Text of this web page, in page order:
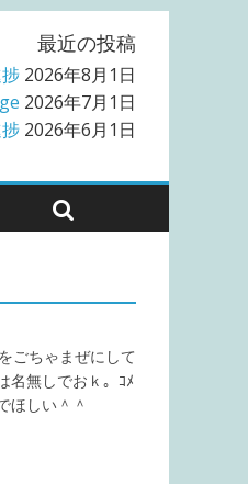
最近の投稿
2026年8月1日
2026年7月1日
2026年6月1日
ごちゃまぜにして
名無しでおｋ。ｺﾒ
ほしい＾＾